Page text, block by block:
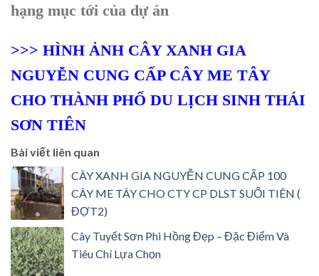
hạng mục tới của dự án
>>> HÌNH ẢNH CÂY XANH GIA
NGUYỄN CUNG CẤP CÂY ME TÂY
CHO THÀNH PHỐ DU LỊCH SINH THÁI
SƠN TIÊN
Bài viết liên quan
CÂY XANH GIA NGUYỄN CUNG CẤP 100
CÂY ME TÂY CHO CTY CP DLST SUỐI TIÊN (
ĐỢT2)
Cây Tuyết Sơn Phi Hồng Đẹp – Đặc Điểm Và
Tiêu Chí Lựa Chọn